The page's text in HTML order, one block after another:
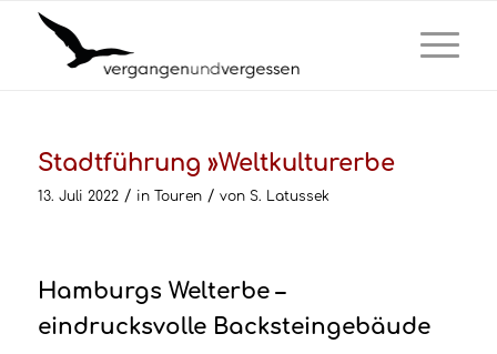
Stadtführung »Weltkulturerbe
13. Juli 2022 / in Touren / von S. Latussek
Hamburgs Welterbe –
eindrucksvolle Backsteingebäude